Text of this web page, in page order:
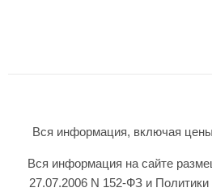
Вся информация, включая
Вся информация на сайте
27.07.2006 N 152-ФЗ и